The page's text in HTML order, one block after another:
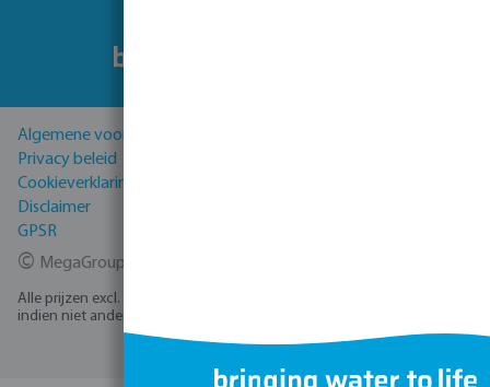
Algemene voorwaarden
Privacy beleid
Cookieverklaring
Disclaimer
GPSR
© MegaGroup Trade 2026
Alle prijzen excl. BTW plus
indien niet anders vermeld.